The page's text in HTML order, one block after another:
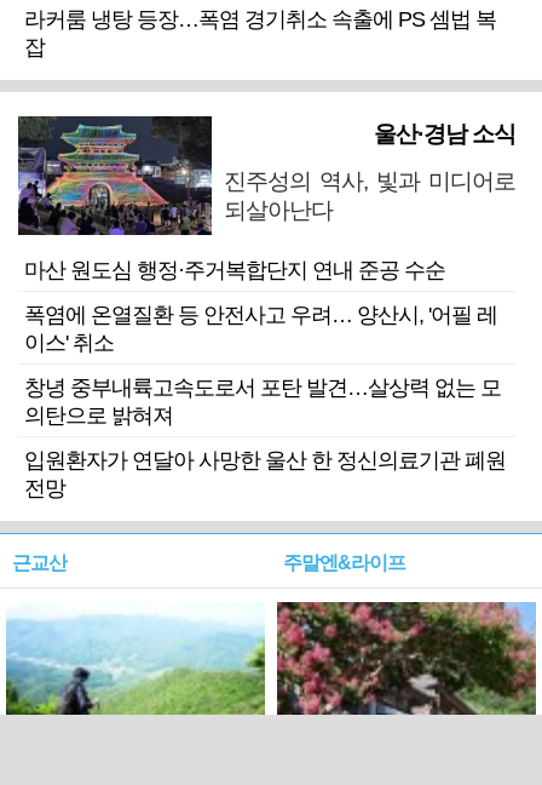
라커룸 냉탕 등장…폭염 경기취소 속출에 PS 셈법 복
잡
울산·경남 소식
진주성의 역사, 빛과 미디어로
되살아난다
마산 원도심 행정·주거복합단지 연내 준공 수순
폭염에 온열질환 등 안전사고 우려… 양산시, '어필 레
이스' 취소
창녕 중부내륙고속도로서 포탄 발견…살상력 없는 모
의탄으로 밝혀져
입원환자가 연달아 사망한 울산 한 정신의료기관 폐원
전망
근교산 주말엔&라이프